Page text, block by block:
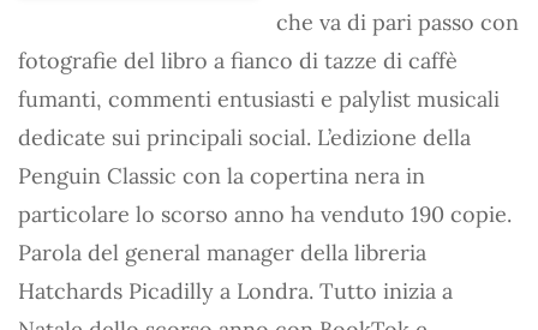
che va di pari passo con
fotografie del libro a fianco di tazze di caffè
fumanti, commenti entusiasti e palylist musicali
dedicate sui principali social. L’edizione della
Penguin Classic con la copertina nera in
particolare lo scorso anno ha venduto 190 copie.
Parola del general manager della libreria
Hatchards Picadilly a Londra. Tutto inizia a